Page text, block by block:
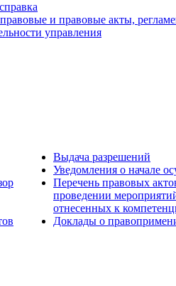
и правовые акты,
управления
Выдача разрешений
Уведомления о начале
Перечень правовых
проведении
отнесенных к
Доклады о